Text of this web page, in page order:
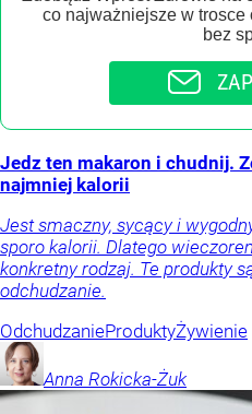
co najważniejsze w
bez
Jedz ten makaron i chudnij.
najmniej kalorii
Jest smaczny, sycący i
sporo kalorii. Dlatego
konkretny rodzaj. Te produkty
odchudzanie.
OdchudzanieProduktyŻywienie
Anna Rokicka-Żuk